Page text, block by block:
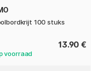
100 stuks
13.90 €